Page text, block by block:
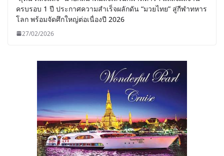
ครบรอบ 1 ปี ประกาศความสำเร็จผลักดัน “มวยไทย” สู่กีฬาทหาร
โลก พร้อมจัดศึกใหญ่ต่อเนื่องปี 2026
27/02/2026